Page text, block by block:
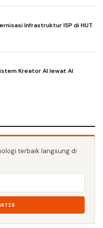
Infrastruktur ISP di HUT
Kreator AI lewat AI
terbaik langsung di